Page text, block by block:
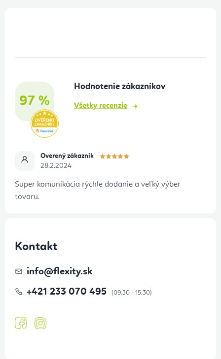
97 %
Hodnotenie zákazníkov
Všetky recenzie
Overený zákazník
28.2.2024
Super komunikácia rýchle dodanie a veľký výber
tovaru.
Kontakt
info@flexity.sk
+421 233 070 495